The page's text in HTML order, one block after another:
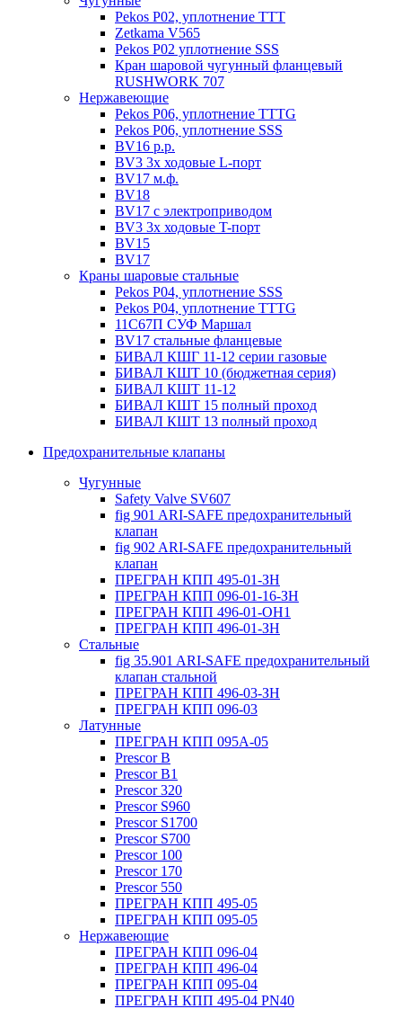
Pekos P02, уплотнение ТТТ
Zetkama V565
Pekos P02 уплотнение SSS
Кран шаровой чугунный фланцевый
RUSHWORK 707
Нержавеющие
Pekos P06, уплотнение ТТТG
Pekos P06, уплотнение SSS
BV16 р.р.
BV3 3х ходовые L-порт
BV17 м.ф.
BV18
BV17 с электроприводом
BV3 3х ходовые T-порт
BV15
BV17
Краны шаровые стальные
Pekos P04, уплотнение SSS
Pekos P04, уплотнение ТТТG
11С67П СУФ Маршал
BV17 стальные фланцевые
БИВАЛ КШГ 11-12 серии газовые
БИВАЛ КШТ 10 (бюджетная серия)
БИВАЛ КШТ 11-12
БИВАЛ КШТ 15 полный проход
БИВАЛ КШТ 13 полный проход
Предохранительные клапаны
Чугунные
Safety Valve SV607
fig 901 ARI-SAFE предохранительный
клапан
fig 902 ARI-SAFE предохранительный
клапан
ПРЕГРАН КПП 495-01-ЗН
ПРЕГРАН КПП 096-01-16-ЗН
ПРЕГРАН КПП 496-01-ОН1
ПРЕГРАН КПП 496-01-ЗН
Стальные
fig 35.901 ARI-SAFE предохранительный
клапан стальной
ПРЕГРАН КПП 496-03-ЗН
ПРЕГРАН КПП 096-03
Латунные
ПРЕГРАН КПП 095А-05
Prescor B
Prescor B1
Prescor 320
Prescor S960
Prescor S1700
Prescor S700
Prescor 100
Prescor 170
Prescor 550
ПРЕГРАН КПП 495-05
ПРЕГРАН КПП 095-05
Нержавеющие
ПРЕГРАН КПП 096-04
ПРЕГРАН КПП 496-04
ПРЕГРАН КПП 095-04
ПРЕГРАН КПП 495-04 PN40